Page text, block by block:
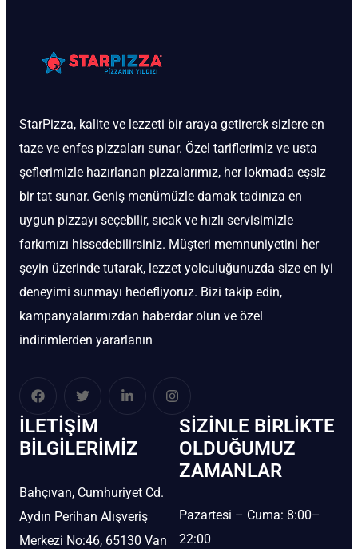
StarPizza, kalite ve lezzeti bir araya getirerek sizlere en
taze ve enfes pizzaları sunar. Özel tariflerimiz ve usta
şeflerimizle hazırlanan pizzalarımız, her lokmada eşsiz
bir tat sunar. Geniş menümüzle damak tadınıza en
uygun pizzayı seçebilir, sıcak ve hızlı servisimizle
farkımızı hissedebilirsiniz. Müşteri memnuniyetini her
şeyin üzerinde tutarak, lezzet yolculuğunuzda size en iyi
deneyimi sunmayı hedefliyoruz. Bizi takip edin,
kampanyalarımızdan haberdar olun ve özel
indirimlerden yararlanın
İLETIŞIM
BİLGILERIMIZ
Bahçıvan, Cumhuriyet Cd.
Aydın Perihan Alışveriş
Merkezi No:46, 65130 Van
SIZINLE BIRLIKTE
OLDUĞUMUZ
ZAMANLAR
Pazartesi – Cuma: 8:00–
22:00